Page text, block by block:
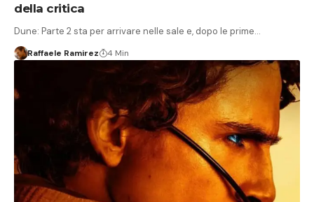
della critica
Dune: Parte 2 sta per arrivare nelle sale e, dopo le prime…
Raffaele Ramirez 4 Min